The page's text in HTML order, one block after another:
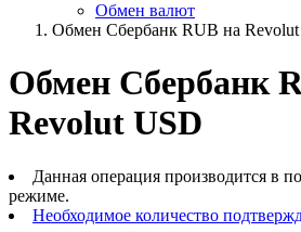
Обмен валют
Обмен Сбербанк RUB на
Обмен Сбербанк
Revolut USD
Данная операция производится в
режиме.
Необходимое количество